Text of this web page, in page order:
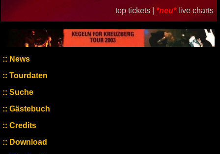
top tickets | *neu* live charts
News
Tourdaten
Suche
Gästebuch
Credits
Download